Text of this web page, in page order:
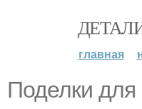
главная
Поделки